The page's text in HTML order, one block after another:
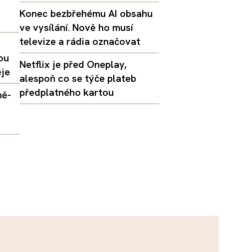
Konec bezbřehému AI obsahu
ve vysílání. Nově ho musí
televize a rádia označovat
Netflix je před Oneplay,
alespoň co se týče plateb
předplatného kartou